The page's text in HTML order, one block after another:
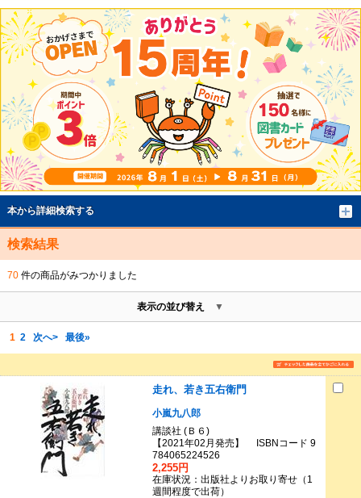
本から詳細検索する
検索結果
70件の商品がみつかりました
表示の並び替え
1 2 次へ> 最後»
走れ、若き五右衛門
小嵐九八郎
講談社 (Ｂ６)
【2021年02月発売】 ISBNコード 9
784065224526
2,255円
在庫状況：出版社よりお取り寄せ（1
週間程度で出荷）